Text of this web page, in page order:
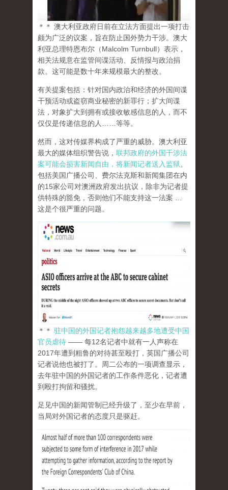
＊＊ 澳大利亚政府日前在立法方面提出一项打击
颇为广泛的议案，旨在防止国外势力干涉。澳大
利亚总理特恩布尔（Malcolm Turnbull）表示，
相关法规意在监管间谍活动、反情报与政治捐
款。这可能是数十年来规模最大的整改。
有关提案包括：针对国内政治和经济的外国间谍
干预活动或盗窃商业秘密的新罪行；扩大间谍
法，对象扩大到拥有或接收敏感信息的人，而不
仅仅是传递信息的人……等等。
然而，这对传媒界构成了严重的威胁。澳大利亚
最大的媒体组织警告说， 联邦政府的外国干涉法
案可能会损害新闻自由，将新闻记者送入监狱。
包括美国广播公司、费尔法克斯和新闻集团在内
的15家公司对澳洲政府发出抗议，除非为记者提
供特殊的豁免，否则他们不能支持这一法案 …
这是个很严重的问题。
＊＊ 驻中国的外国记者抱怨越来越多地遭受中国
官员虐待 —— 每12名记者中就有一人声称在
2017年遭到粗鲁的对待甚至殴打，英国广播公司
记者说他也被打了。周二公布的一项调查显示，
去年驻中国的外国记者的工作条件恶化，记者遭
到殴打拘留和骚扰。
足见中国的新闻管制已经升级了，至少在早前，
当局对外国记者的态度只是驱赶。